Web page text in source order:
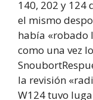
140, 202 y 124
el mismo
había «robado
como una vez
la revisión
W124 tuvo